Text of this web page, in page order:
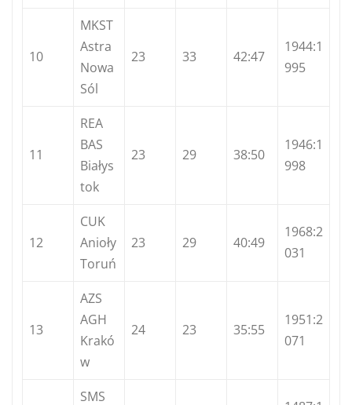
10
MKST
Astra
Nowa
Sól
23 33 42:47
1944:1
995
11
REA
BAS
Białys
tok
23 29 38:50
1946:1
998
12
CUK
Anioły
Toruń
23 29 40:49
1968:2
031
13
AZS
AGH
Krakó
w
24 23 35:55
1951:2
071
SMS